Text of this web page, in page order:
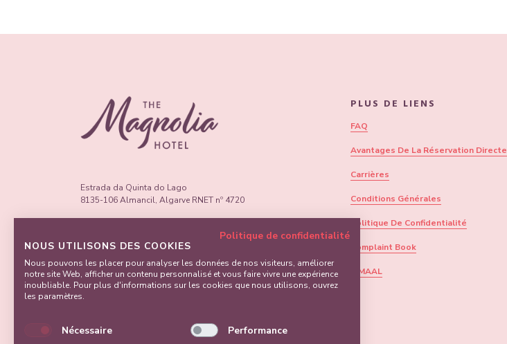
Estrada da Quinta do Lago
8135-106 Almancil, Algarve RNET nº 4720
*T:(+351) 289 005 300
RÉSERVATIONS
*T:
*Appel vers le réseau fixe national
PLUS DE LIENS
FAQ
Avantages De La Réservation Directe
Carrières
Conditions Générales
Politique De Confidentialité
Complaint Book
CIMAAL
Politique de confidentialité
NOUS UTILISONS DES COOKIES
Nous pouvons les placer pour analyser les données de nos visiteurs, améliorer
notre site Web, afficher un contenu personnalisé et vous faire vivre une expérience
inoubliable. Pour plus d'informations sur les cookies que nous utilisons, ouvrez
les paramètres.
Nécessaire Performance